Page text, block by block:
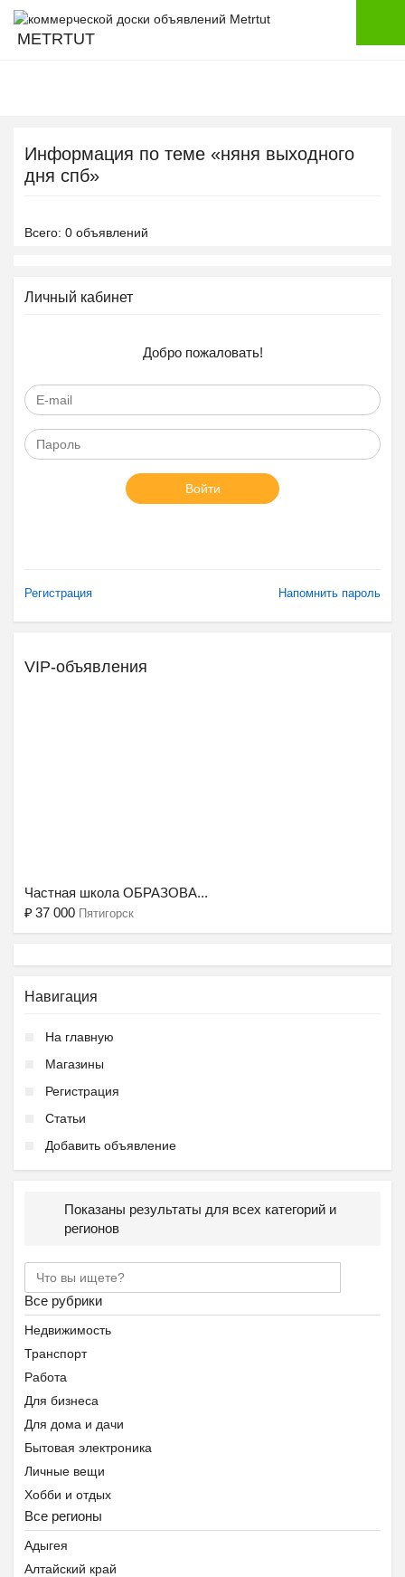
METRTUT
Информация по теме «няня выходного
дня спб»
Всего: 0 объявлений
Личный кабинет
Добро пожаловать!
Войти
Регистрация Напомнить пароль
VIP-объявления
Частная школа ОБРАЗОВА...
₽ 37 000 Пятигорск
Навигация
На главную
Магазины
Регистрация
Статьи
Добавить объявление
Показаны результаты для всех категорий и
регионов
Все рубрики
Недвижимость
Транспорт
Работа
Для бизнеса
Для дома и дачи
Бытовая электроника
Личные вещи
Хобби и отдых
Животные
Предложение услуг
Знакомства
Все регионы
Адыгея
Алтайский край